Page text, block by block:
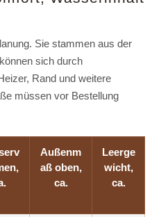
Sie stammen aus der
sich durch
Rand und weitere
müssen vor Bestellung
Außenm
aß oben,
ca.
Leerge
wicht,
ca.